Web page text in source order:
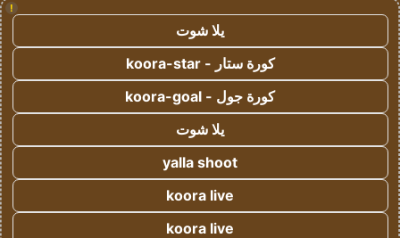
!
يلا شوت
كورة ستار - koora-star
كورة جول - koora-goal
يلا شوت
yalla shoot
koora live
koora live